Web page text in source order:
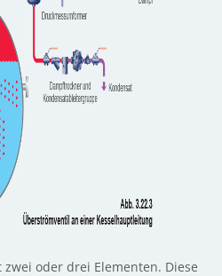
oder drei Elementen. Diese